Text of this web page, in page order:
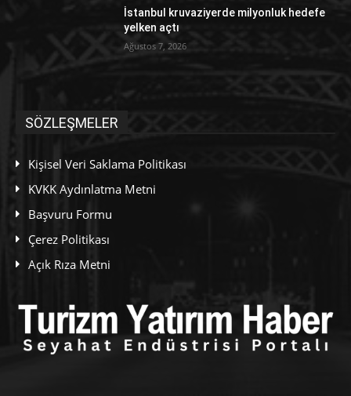
İstanbul kruvaziyerde milyonluk hedefe
yelken açtı
Ağustos 7, 2026
SÖZLEŞMELER
Kişisel Veri Saklama Politikası
KVKK Aydınlatma Metni
Başvuru Formu
Çerez Politikası
Açık Rıza Metni